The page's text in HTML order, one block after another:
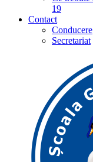
19
Contact
Conducere
Secretariat